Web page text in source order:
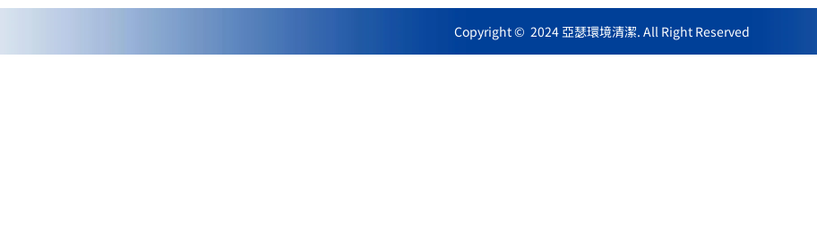
Copyright © 2024 亞瑟環境清潔. All Right Reserved